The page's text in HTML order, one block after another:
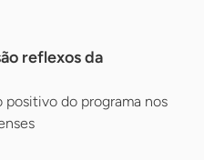
reflexos da
positivo do programa nos